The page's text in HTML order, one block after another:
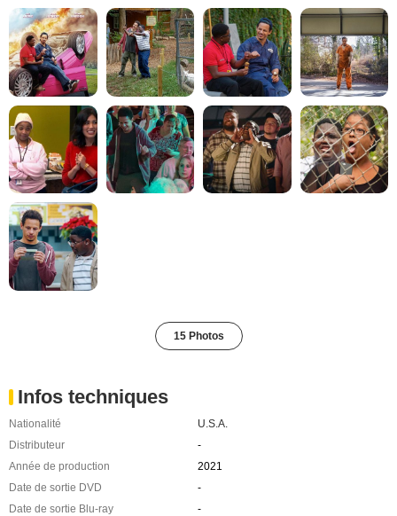
15 Photos
Infos techniques
Nationalité
U.S.A.
Distributeur
-
Année de production
2021
Date de sortie DVD
-
Date de sortie Blu-ray
-